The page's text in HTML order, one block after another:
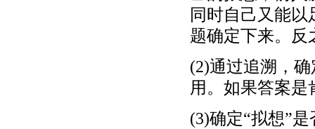
同时自己又能
题确定下来。反
(2)通过追溯，
用。如果答案
(3)确定“拟想”